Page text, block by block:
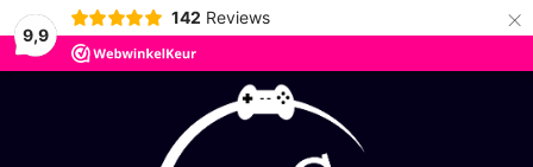
9,9
142 Reviews ×